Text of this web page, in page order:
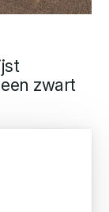
zwart